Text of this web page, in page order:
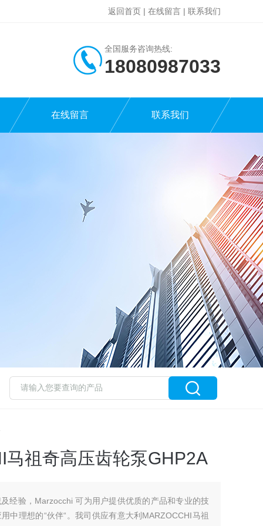
返回首页 | 在线留言 | 联系我们
全国服务咨询热线:
18080987033
在线留言 联系我们
祖奇高压齿轮泵GHP2A
经验，Marzocchi 可为用户提供优质的产品和专业的技
中理想的“伙伴“。我司供应有意大利MARZOCCHI马祖